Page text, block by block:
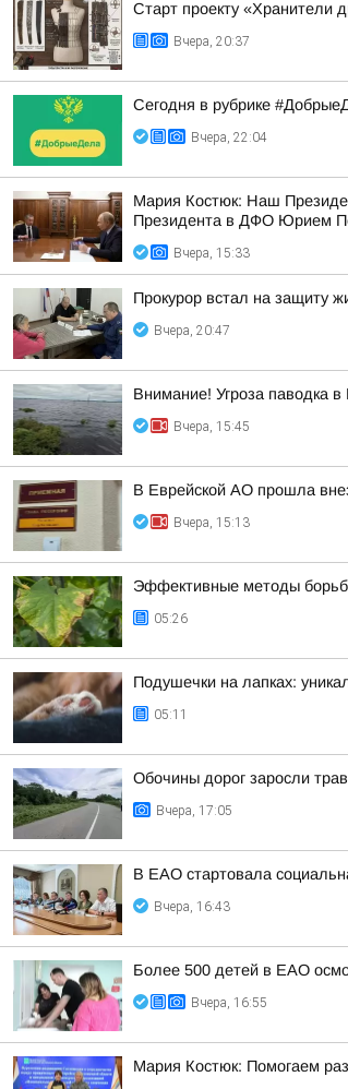
Старт проекту «Хранители
Вчера, 20:37
Сегодня в рубрике
Вчера, 22:04
Мария Костюк: Наш
Президента в ДФО Юрием
Вчера, 15:33
Прокурор встал на защиту
Вчера, 20:47
Внимание! Угроза паводка
Вчера, 15:45
В Еврейской АО прошла
Вчера, 15:13
Эффективные методы
05:26
Подушечки на лапках:
05:11
Обочины дорог заросли
Вчера, 17:05
В ЕАО стартовала
Вчера, 16:43
Более 500 детей в ЕАО
Вчера, 16:55
Мария Костюк: Помогаем